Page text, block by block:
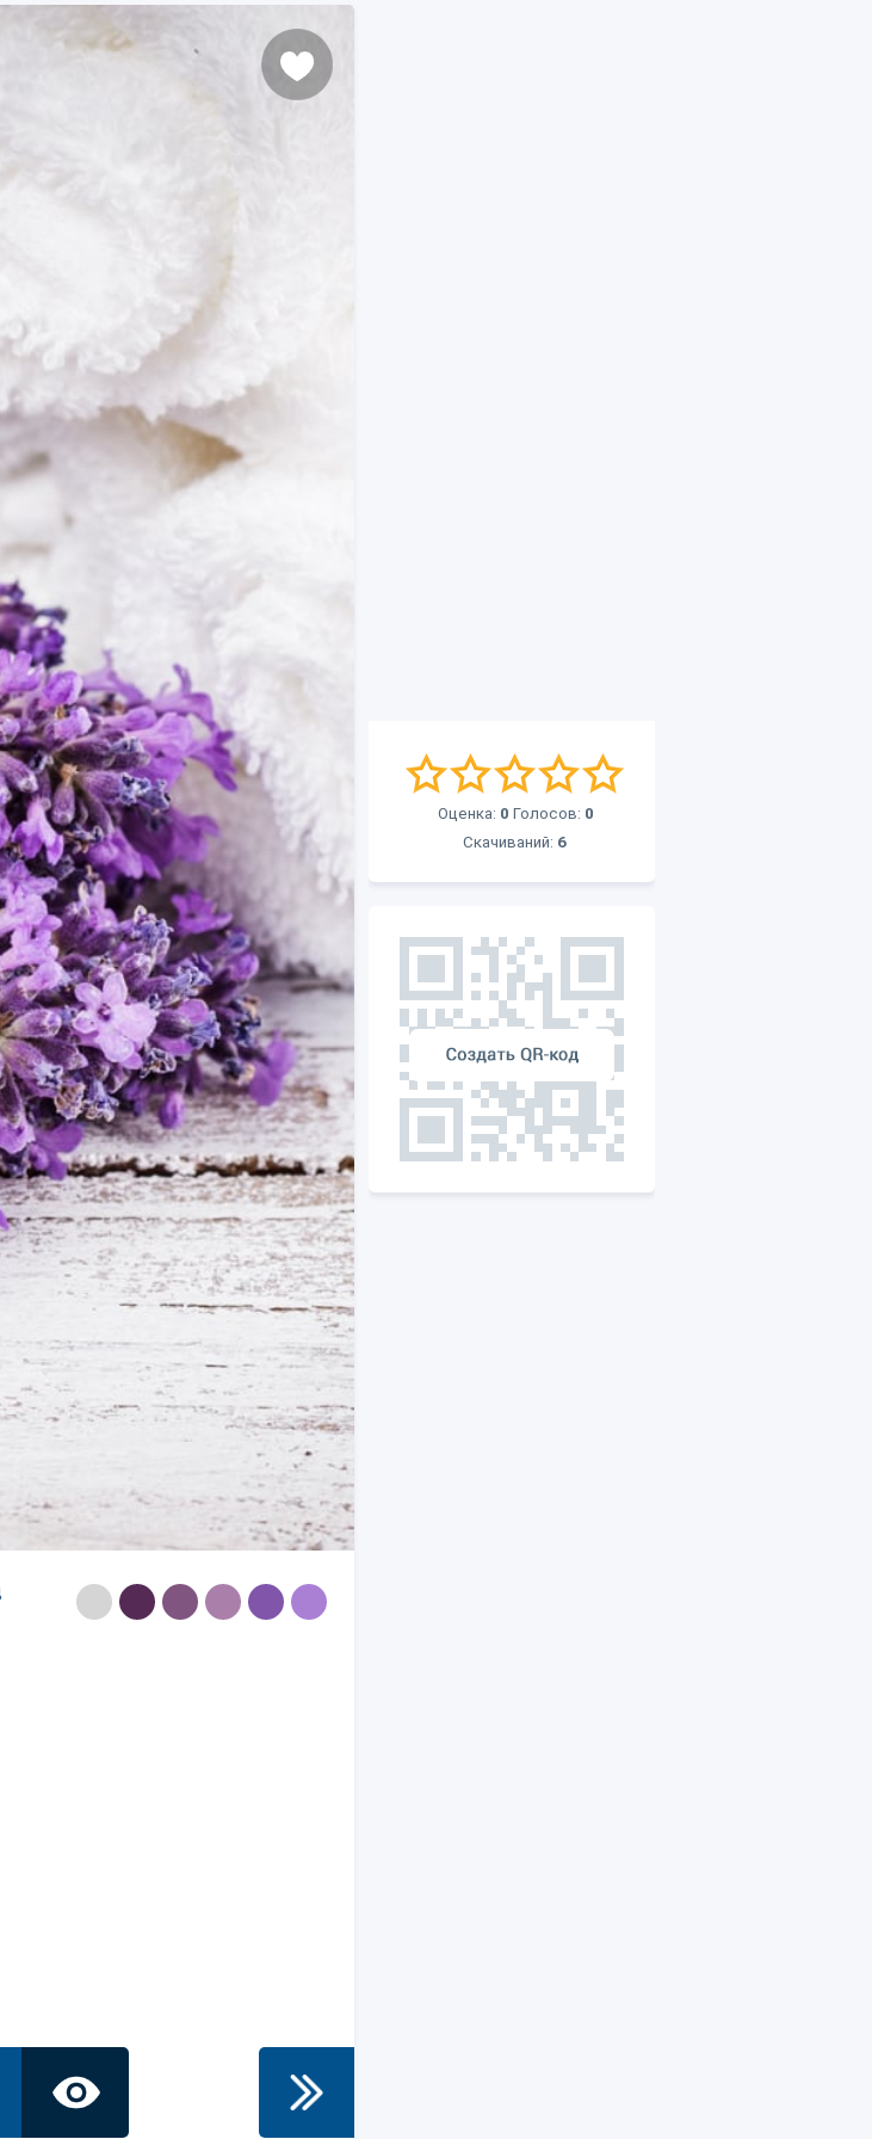
Оценка: 0 Голосов: 0
Скачиваний: 6